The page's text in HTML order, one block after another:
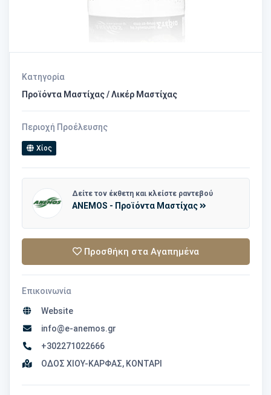
Κατηγορία
Προϊόντα Μαστίχας / Λικέρ Μαστίχας
Περιοχή Προέλευσης
Χίος
Δείτε τον έκθετη και κλείστε ραντεβού
ANEMOS - Προϊόντα Μαστίχας
Προσθήκη στα Αγαπημένα
Επικοινωνία
Website
info@e-anemos.gr
+302271022666
ΟΔΟΣ ΧΙΟΥ-ΚΑΡΦΑΣ, ΚΟΝΤΑΡΙ